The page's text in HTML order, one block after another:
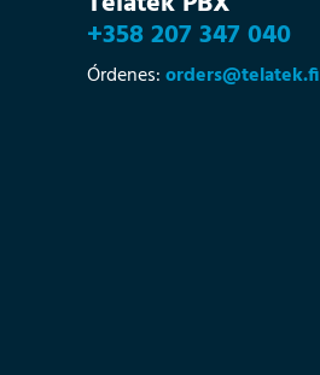
+358 207 347 040
Órdenes:orders@telatek.fi